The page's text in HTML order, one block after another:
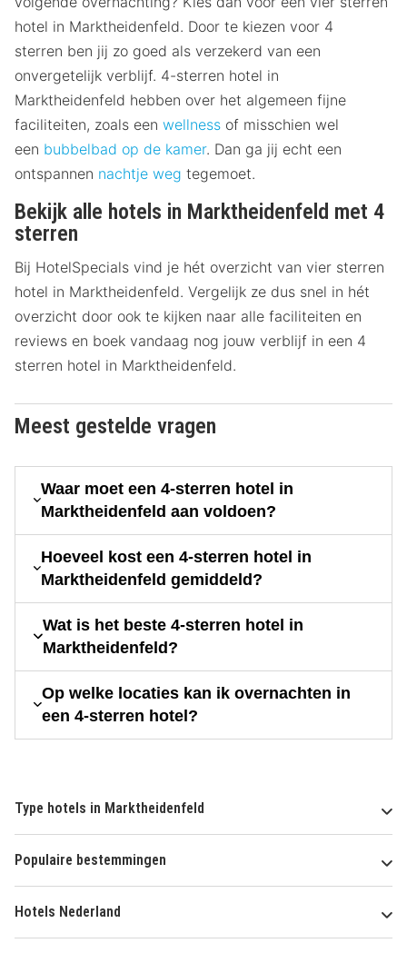
hotel in Marktheidenfeld. Door te kiezen voor 4
sterren ben jij zo goed als verzekerd van een
onvergetelijk verblijf. 4-sterren hotel in
Marktheidenfeld hebben over het algemeen fijne
faciliteiten, zoals een wellness of misschien wel
een bubbelbad op de kamer. Dan ga jij echt een
ontspannen nachtje weg tegemoet.
Bekijk alle hotels in Marktheidenfeld met 4
sterren
Bij HotelSpecials vind je hét overzicht van vier sterren
hotel in Marktheidenfeld. Vergelijk ze dus snel in hét
overzicht door ook te kijken naar alle faciliteiten en
reviews en boek vandaag nog jouw verblijf in een 4
sterren hotel in Marktheidenfeld.
Meest gestelde vragen
Waar moet een 4-sterren hotel in
Marktheidenfeld aan voldoen?
Hoeveel kost een 4-sterren hotel in
Marktheidenfeld gemiddeld?
Wat is het beste 4-sterren hotel in
Marktheidenfeld?
Op welke locaties kan ik overnachten in
een 4-sterren hotel?
Type hotels in Marktheidenfeld
Populaire bestemmingen
Hotels Nederland